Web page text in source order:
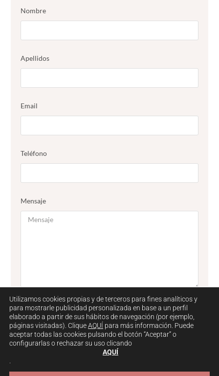
Nombre
Apellidos
Email
Teléfono
Mensaje
ENVÍA MENSAJE
Utilizamos cookies propias y de terceros para fines analíticos y
para mostrarle publicidad personalizada en base a un perfil
elaborado a partir de sus hábitos de navegación (por ejemplo,
páginas visitadas). CliqueAQUÍ para más información. Puede
aceptar todas las cookies pulsando el botón “Aceptar” o
configurarlas o rechazar su uso clicando
AQUÍ